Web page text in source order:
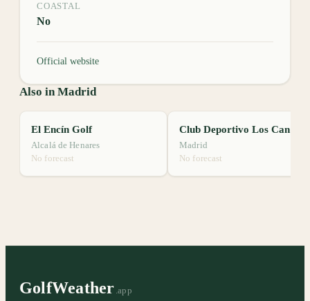
COASTAL
No
Official website
Also in Madrid
El Encín Golf
Alcalá de Henares
No forecast
Madrid
No forecast
GolfWeather .app